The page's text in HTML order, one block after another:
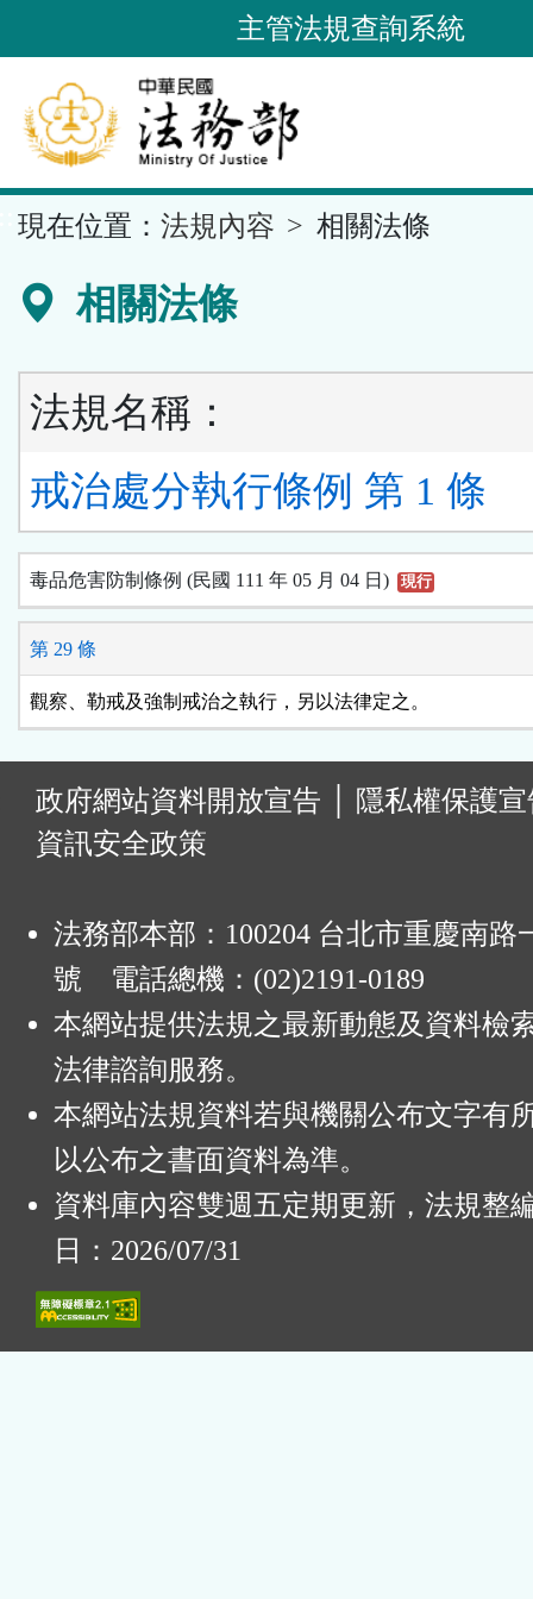
到
要
內
容
區
主管法規查詢系統
現在位置： 法規內容 相關法條
相關法條
法規名稱：
戒治處分執行條例 第 1 條
毒品危害防制條例 (民國 111 年 05 月 04 日) 現行
第 29 條
觀察、勒戒及強制戒治之執行，另以法律定之。
政府網站資料開放宣告
隱私權保護
資訊安全政策
法務部本部：100204 台北市重慶南路
號 電話總機：(02)2191-0189
本網站提供法規之最新動態及資料檢
法律諮詢服務。
本網站法規資料若與機關公布文字有
以公布之書面資料為準。
資料庫內容雙週五定期更新，法規整
日：2026/07/31